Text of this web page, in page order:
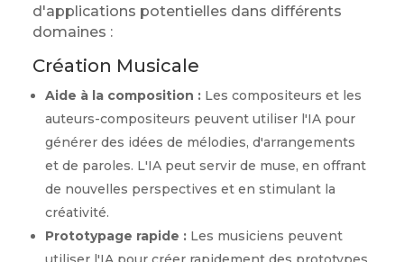
d'applications potentielles dans différents
domaines :
Création Musicale
Aide à la composition :Les compositeurs et les
auteurs-compositeurs peuvent utiliser l'IA pour
générer des idées de mélodies, d'arrangements
et de paroles. L'IA peut servir de muse, en offrant
de nouvelles perspectives et en stimulant la
créativité.
Prototypage rapide :Les musiciens peuvent